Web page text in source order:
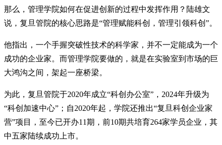
那么，管理学院如何在促进创新的过程中发挥作用？陆雄文
说，复旦管院的核心思路是“管理赋能科创，管理引领科创”。
他指出，一个手握突破性技术的科学家，并不一定能成为一个
成功的企业家。而管理学院要做的，就是在实验室到市场的巨
大鸿沟之间，架起一座桥梁。
为此，复旦管院于2020年成立“科创办公室”，2024年升级为
“科创加速中心”；自2020年起，学院还推出“复旦科创企业家
营”项目，至今已开办11期，前10期共培育264家学员企业，其
中五家陆续成功上市。